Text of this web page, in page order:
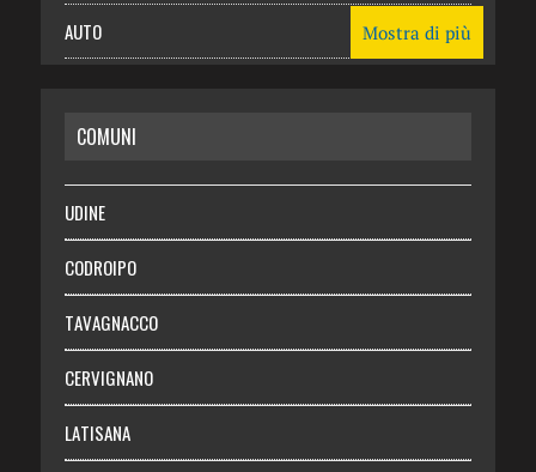
AUTO
RISPARMIO
SALUTE
Necrologie
Chi siamo
Abbonati
Login
Mostra di più
COMUNI
UDINE
CODROIPO
TAVAGNACCO
CERVIGNANO
LATISANA